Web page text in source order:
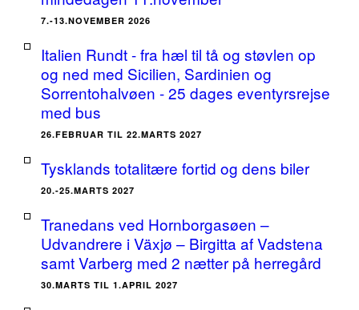
7.-13.NOVEMBER 2026
Italien Rundt - fra hæl til tå og støvlen op
og ned med Sicilien, Sardinien og
Sorrentohalvøen - 25 dages eventyrsrejse
med bus
26.FEBRUAR TIL 22.MARTS 2027
Tysklands totalitære fortid og dens biler
20.-25.MARTS 2027
Tranedans ved Hornborgasøen –
Udvandrere i Växjø – Birgitta af Vadstena
samt Varberg med 2 nætter på herregård
30.MARTS TIL 1.APRIL 2027